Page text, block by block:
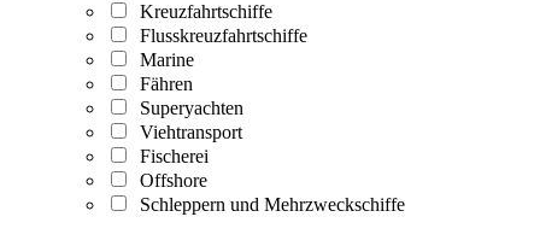
Kreuzfahrtschiffe
Flusskreuzfahrtschiffe
Marine
Fähren
Superyachten
Viehtransport
Fischerei
Offshore
Schleppern und Mehrzweckschiffe